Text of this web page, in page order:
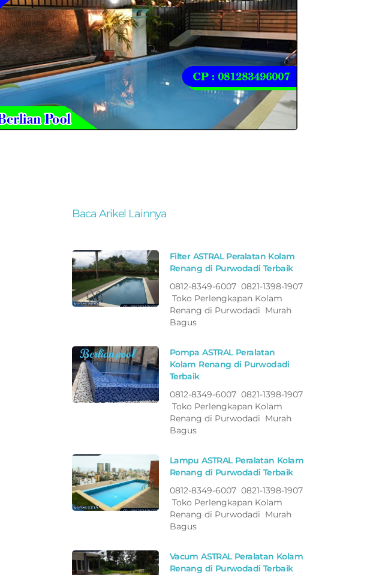
Baca Arikel Lainnya
Filter ASTRAL Peralatan Kolam
Renang di Purwodadi Terbaik
0812-8349-6007 0821-1398-1907
Toko Perlengkapan Kolam
Renang di Purwodadi Murah
Bagus
Pompa ASTRAL Peralatan
Kolam Renang di Purwodadi
Terbaik
0812-8349-6007 0821-1398-1907
Toko Perlengkapan Kolam
Renang di Purwodadi Murah
Bagus
Lampu ASTRAL Peralatan Kolam
Renang di Purwodadi Terbaik
0812-8349-6007 0821-1398-1907
Toko Perlengkapan Kolam
Renang di Purwodadi Murah
Bagus
Vacum ASTRAL Peralatan Kolam
Renang di Purwodadi Terbaik